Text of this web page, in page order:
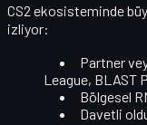
CS2 ekosisteminde
izliyor:
Partner
League, BLAST
Bölgesel
Davetli